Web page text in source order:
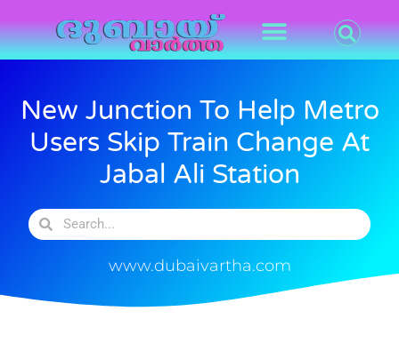
New Junction To Help Metro
Users Skip Train Change At
Jabal Ali Station
www.dubaivartha.com